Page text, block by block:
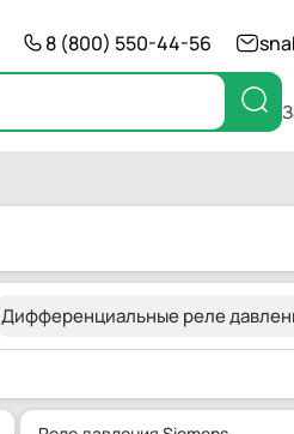
8 (800) 550-44-56
Дифференциальные реле